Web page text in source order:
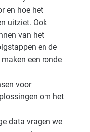
en hoe het
uitziet. Ook
van het
en de
een ronde
voor
om het
data vragen we